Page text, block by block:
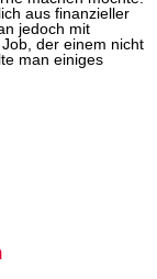
aus finanzieller
jedoch mit
der einem nicht
man einiges